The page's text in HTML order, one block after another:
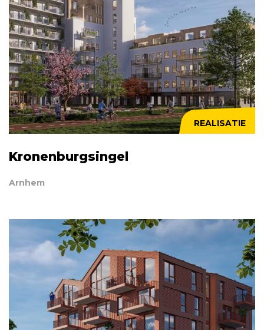
REALISATIE
Kronenburgsingel
Arnhem